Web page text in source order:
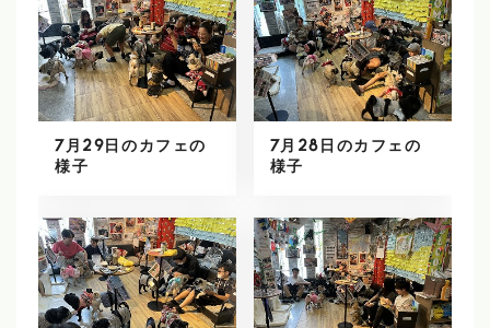
7月29日のカフェの
様子
7月28日のカフェの
様子